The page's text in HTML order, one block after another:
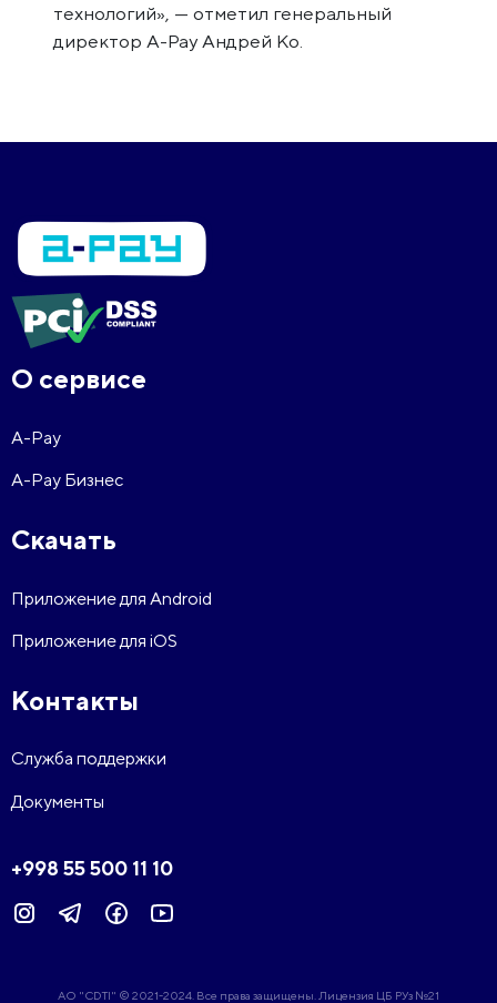
технологий», — отметил генеральный
директор A-Pay Андрей Ко.
О сервисе
A-Pay
A-Pay Бизнес
Скачать
Приложение для Android
Приложение для iOS
Контакты
Служба поддержки
Документы
+998 55 500 11 10
АО "CDTI" © 2021-2024. Все права защищены. Лицензия ЦБ РУз №21